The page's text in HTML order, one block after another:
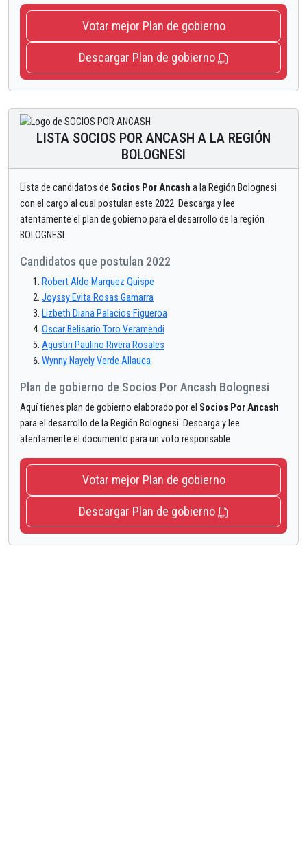
Votar mejor Plan de gobierno
Descargar Plan de gobierno
LISTA SOCIOS POR ANCASH A LA REGIÓN
BOLOGNESI
Lista de candidatos de Socios Por Ancash a la Región Bolognesi
con el cargo al cual postulan este 2022. Descarga y lee
atentamente el plan de gobierno para el desarrollo de la región
BOLOGNESI
Candidatos que postulan 2022
Robert Aldo Marquez Quispe
Joyssy Evita Rosas Gamarra
Lizbeth Diana Palacios Figueroa
Oscar Belisario Toro Veramendi
Agustin Paulino Rivera Rosales
Wynny Nayely Verde Allauca
Plan de gobierno de Socios Por Ancash Bolognesi
Aquí tienes plan de gobierno elaborado por el Socios Por Ancash
para el desarrollo de la Región Bolognesi. Descarga y lee
atentamente el documento para un voto responsable
Votar mejor Plan de gobierno
Descargar Plan de gobierno